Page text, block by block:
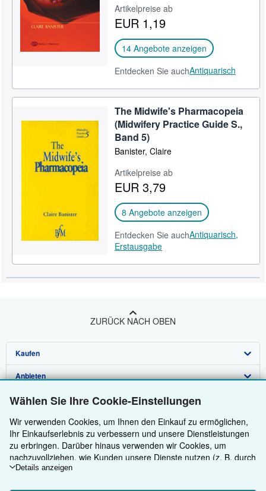
Wählen Sie Ihre Cookie-Einstellungen
Wir verwenden Cookies, um Ihnen den Einkauf zu ermöglichen,
Ihr Einkaufserlebnis zu verbessern und unsere Dienstleistungen
zu erbringen. Darüber hinaus verwenden wir Cookies, um
nachzuvollziehen, wie Kunden unsere Dienste nutzen (z. B. durch
die Erfassung von Website-Besuchen), sodass wir Optimierungen
Details anzeigen
Artikelpreise ab
EUR 1,19
14 Angebote anzeigen
Entdecken Sie auchAntiquarisch
The Midwife's Pharmacopeia
(Midwifery Practice Guide S.,
Band 5)
Banister, Claire
Artikelpreise ab
EUR 3,79
8 Angebote anzeigen
Entdecken Sie auchAntiquarisch,
Erstausgabe
ZURÜCK NACH OBEN
Kaufen
Detailsuche
Sammlungen
Nutzerkonto
Meine Bestellungen
Warenkorb
Anbieten
Verkäufer werden
Partnerprogramm
Empfehlen Sie einen Verkäufer
Über uns
Über uns / Impressum
Presse
Karriere
Datenschutzerklärung
Hilfe
Hilfebereich
Kundenservice
Weitere AbeBooks Unternehmen
AbeBooks.com
AbeBooks.co.uk
AbeBooks folgen